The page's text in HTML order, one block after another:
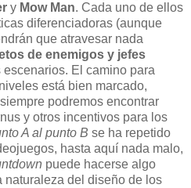
y Mow Man. Cada uno de ellos
diferenciadoras (aunque
que atravesar nada
de enemigos y jefes
El camino para
está bien marcado,
podremos encontrar
y otros incentivos para los
A al punto B se ha repetido
hasta aquí nada malo,
puede hacerse algo
naturaleza del diseño de los